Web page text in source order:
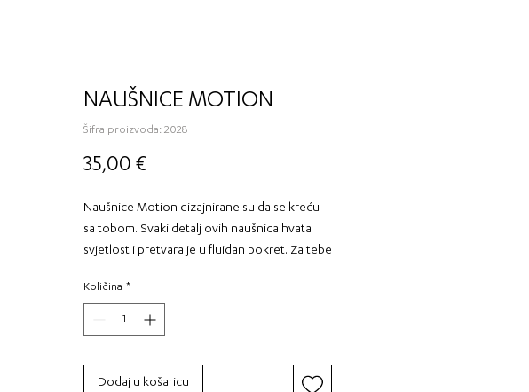
NAUŠNICE MOTION
Šifra proizvoda: 2028
35,00 €
Naušnice Motion dizajnirane su da se kreću
sa tobom. Svaki detalj ovih naušnica hvata
svjetlost i pretvara je u fluidan pokret. Za tebe
zrače spontanošću.
Učini svoj stil nezaboravnim - odaberi
Količina *
Dodaj u košaricu